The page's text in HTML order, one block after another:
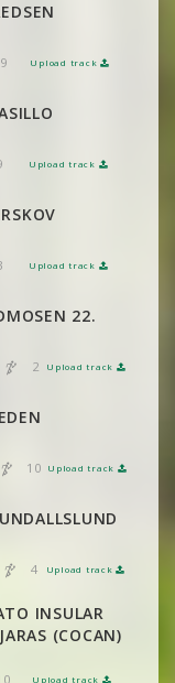
Upload track
Upload track
Upload track
22.
2 Upload track
10 Upload track
4 Upload track
INSULAR
(COCAN)
Upload track